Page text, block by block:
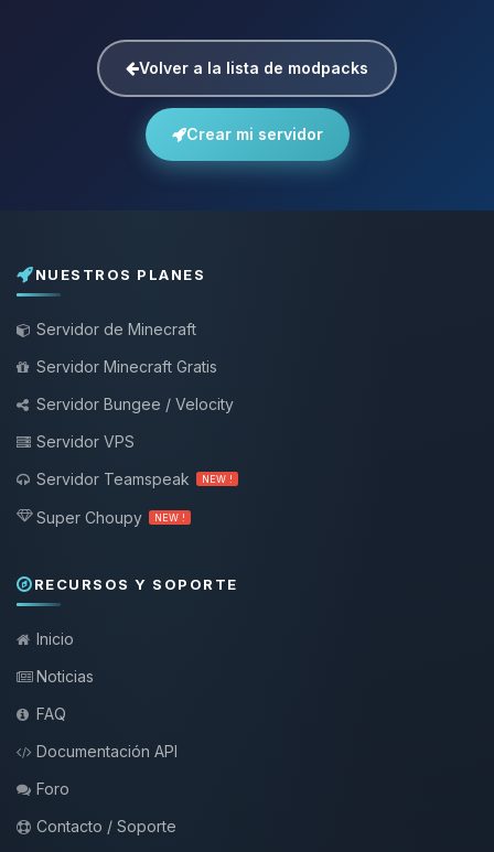
Volver a la lista de modpacks
Crear mi servidor
NUESTROS PLANES
Servidor de Minecraft
Servidor Minecraft Gratis
Servidor Bungee / Velocity
Servidor VPS
Servidor Teamspeak
NEW !
Super Choupy NEW !
RECURSOS Y SOPORTE
Inicio
Noticias
FAQ
Documentación API
Foro
Contacto / Soporte